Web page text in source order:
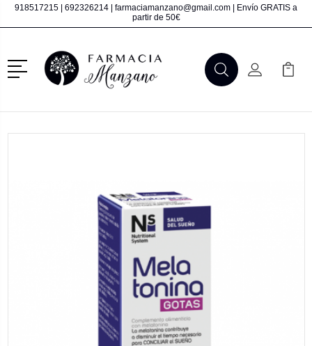
918517215 692326214 farmaciamanzano@gmail.com | Envío GRATIS a
partir de 50€
Menú
BuscarMi Cuenta
Mi